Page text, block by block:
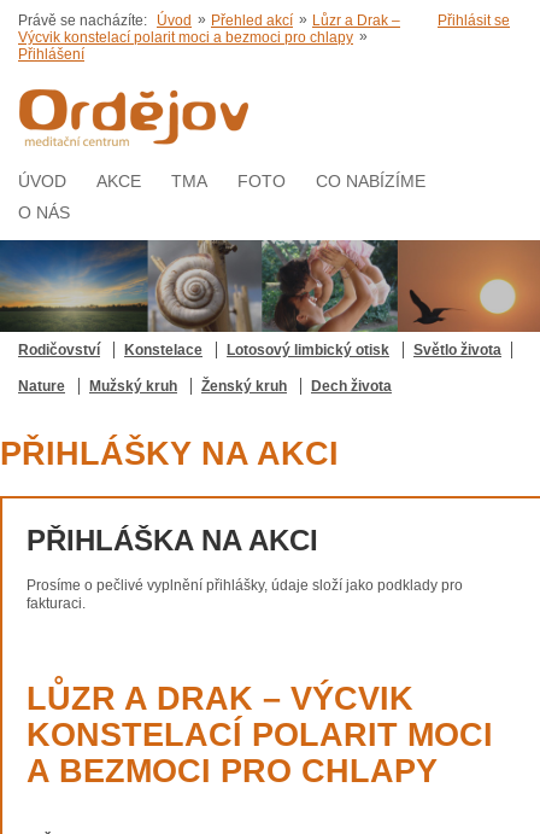
Přihlásit se
Právě se nacházíte: Úvod » Přehled akcí » Lůzr a Drak –
Výcvik konstelací polarit moci a bezmoci pro chlapy »
Přihlášení
ÚVOD AKCE TMA FOTO
CO NABÍZÍME
O NÁS
Rodičovství Konstelace Lotosový limbický otisk Světlo života
Nature Mužský kruh Ženský kruh Dech života
PŘIHLÁŠKY NA AKCI
PŘIHLÁŠKA NA AKCI
Prosíme o pečlivé vyplnění přihlášky, údaje složí jako podklady pro
fakturaci.
LŮZR A DRAK – VÝCVIK
KONSTELACÍ POLARIT MOCI
A BEZMOCI PRO CHLAPY